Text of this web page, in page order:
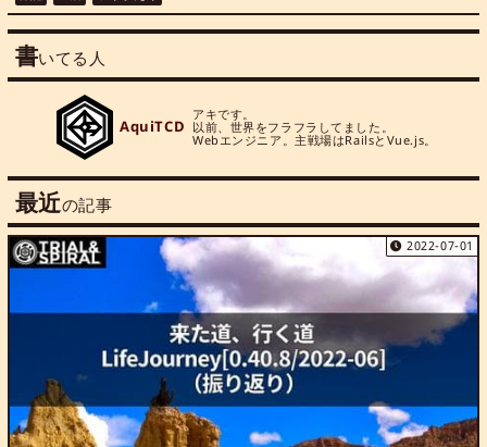
書いてる人
AquiTCD
アキです。
以前、世界をフラフラしてました。
Webエンジニア。主戦場はRailsとVue.js。
最近の記事
2022-07-01